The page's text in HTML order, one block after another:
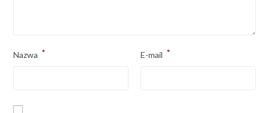
Nazwa * E-mail *